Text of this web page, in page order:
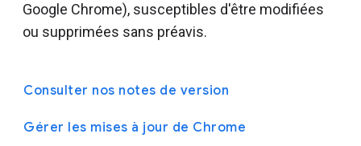
Google Chrome), susceptibles d'être modifiées
ou supprimées sans préavis.
Consulter nos notes de version
Gérer les mises à jour de Chrome